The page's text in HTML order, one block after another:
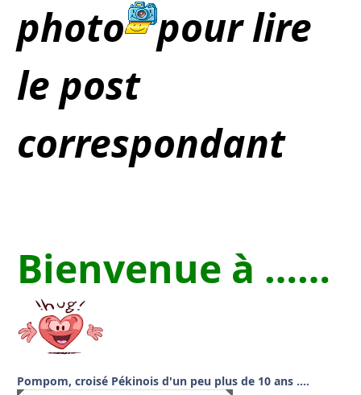
photo
pour lire
le post
correspondant
Bienvenue à ……
Pompom, croisé Pékinois d'un peu plus de 10 ans ….